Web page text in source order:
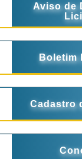
Aviso de
Boletim
Cadastro